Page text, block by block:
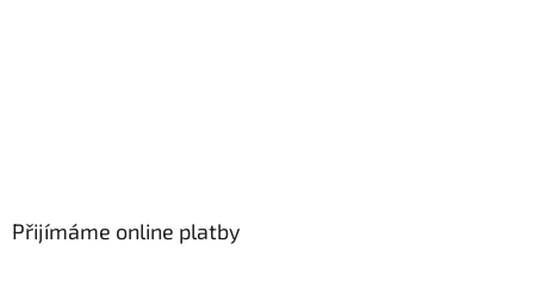
Přijímáme online platby